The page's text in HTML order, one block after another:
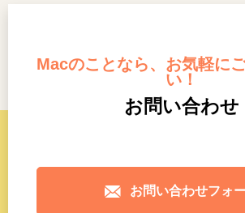
Macのことなら、お気軽に
い！
お問い合わせ
お問い合わせフォ